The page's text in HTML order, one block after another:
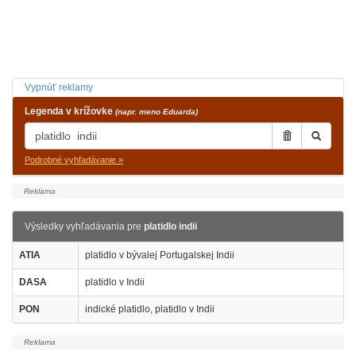
Vypnúť reklamy
Legenda v krížovke (napr. meno Eduarda)
Podrobné vyhľadávanie »
Výsledky vyhľadávania pre platidlo indii
ATIA platidlo v bývalej Portugalskej Indii
DASA platidlo v Indii
PON indické platidlo, platidlo v Indii